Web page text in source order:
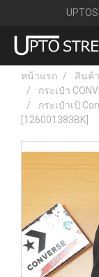
หน้าแรก สินค้
กระเป๋า
กระเป๋าเป้
[126001383BK]